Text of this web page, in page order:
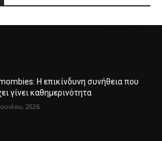
Η επικίνδυνη συνήθεια που
γίνει καθημερινότητα
2026